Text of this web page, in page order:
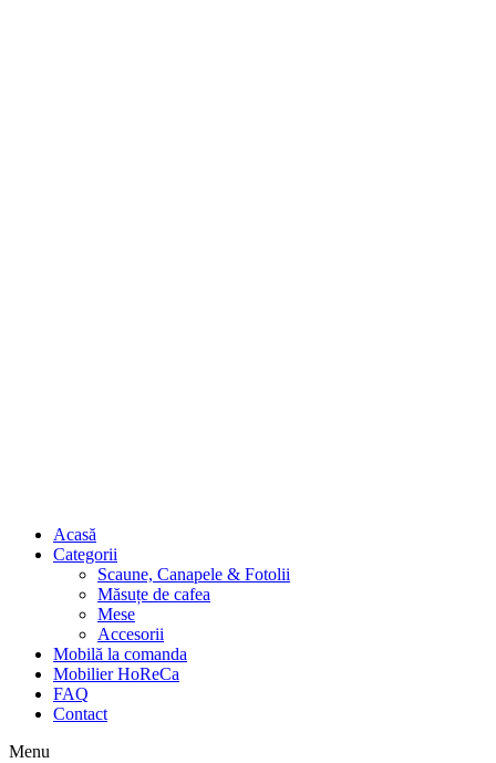
Acasă
Categorii
Scaune, Canapele & Fotolii
Măsuțe de cafea
Mese
Accesorii
Mobilă la comanda
Mobilier HoReCa
FAQ
Contact
Menu